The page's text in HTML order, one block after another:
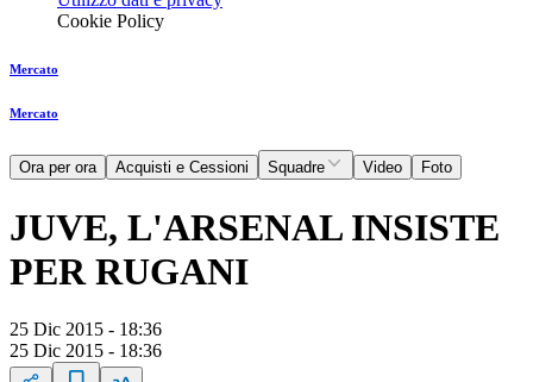
Cookie Policy
Mercato
Mercato
Ora per ora Acquisti e Cessioni Squadre Video Foto
JUVE, L'ARSENAL INSISTE
PER RUGANI
25 Dic 2015 - 18:36
25 Dic 2015 - 18:36